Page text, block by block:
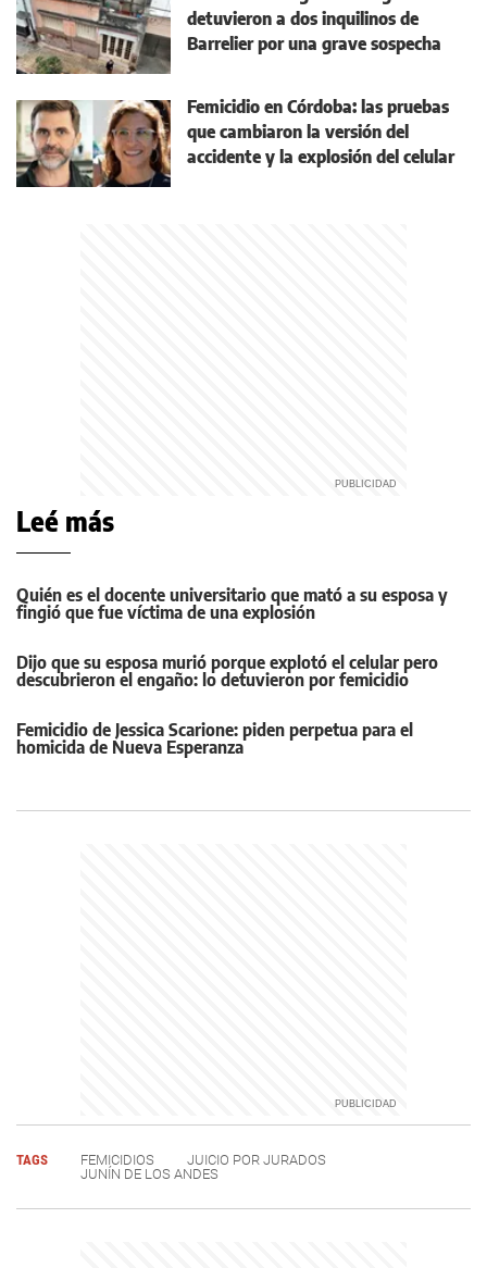
detuvieron a dos inquilinos de
Barrelier por una grave sospecha
Femicidio en Córdoba: las pruebas
que cambiaron la versión del
accidente y la explosión del celular
Leé más
Quién es el docente universitario que mató a su esposa y
fingió que fue víctima de una explosión
Dijo que su esposa murió porque explotó el celular pero
descubrieron el engaño: lo detuvieron por femicidio
Femicidio de Jessica Scarione: piden perpetua para el
homicida de Nueva Esperanza
TAGS FEMICIDIOS
JUICIO POR JURADOS
JUNÍN DE LOS ANDES